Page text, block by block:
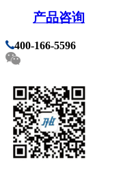
产品咨询
400-166-5596